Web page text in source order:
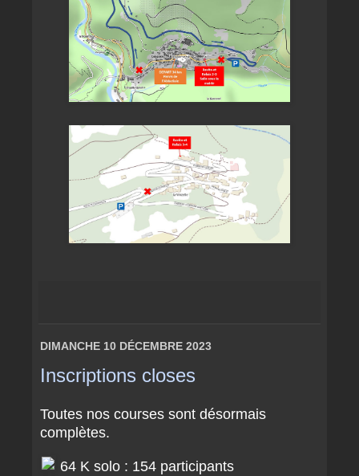
DIMANCHE 10 DÉCEMBRE 2023
Inscriptions closes
Toutes nos courses sont désormais
complètes.
64 K solo : 154 participants